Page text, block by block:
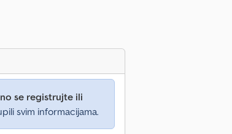
se registrujte ili
svim informacijama.